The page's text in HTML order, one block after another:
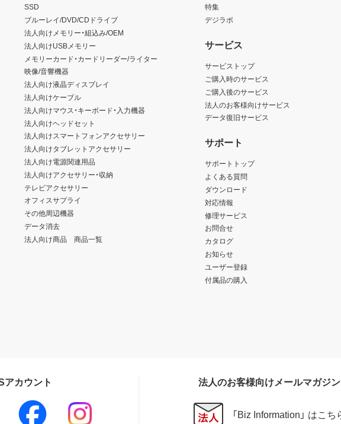
SSD
ブルーレイ/DVD/CDドライブ
法人向けメモリー・組込み/OEM
法人向けUSBメモリー
メモリーカード・カードリーダー/ライター
映像/音響機器
法人向け液晶ディスプレイ
法人向けケーブル
法人向けマウス・キーボード・入力機器
法人向けヘッドセット
法人向けスマートフォンアクセサリー
法人向けタブレットアクセサリー
法人向け電源関連用品
法人向けアクセサリー・収納
テレビアクセサリー
オフィスサプライ
その他周辺機器
データ消去
法人向け商品 商品一覧
特集
デジラボ
サービス
サービストップ
ご購入時のサービス
ご購入後のサービス
法人のお客様向けサービス
データ復旧サービス
サポート
サポートトップ
よくある質問
ダウンロード
対応情報
修理サービス
お問合せ
カタログ
お知らせ
ユーザー登録
付属品の購入
アカウント 法人のお客様向けメールマガジン
「Biz Information」 はこち